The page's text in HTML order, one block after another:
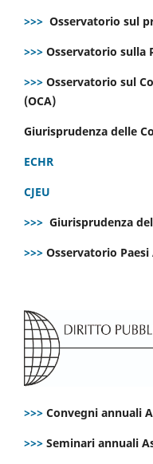
>>> Osservatorio sul
>>> Osservatorio sulla
>>> Osservatorio sul
(OCA)
Giurisprudenza delle
ECHR
CJEU
>>> Giurisprudenza
>>> Osservatorio Paesi
>>> Convegni annuali
>>> Seminari annuali